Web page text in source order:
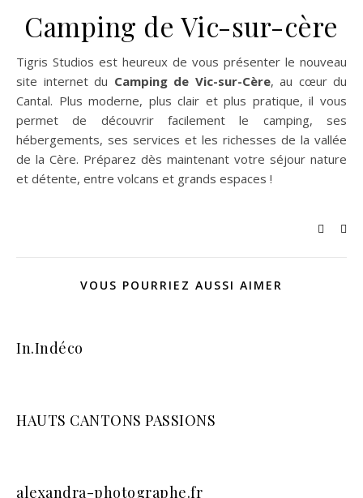
Camping de Vic-sur-cère
Tigris Studios est heureux de vous présenter le nouveau
site internet du Camping de Vic-sur-Cère, au cœur du
Cantal. Plus moderne, plus clair et plus pratique, il vous
permet de découvrir facilement le camping, ses
hébergements, ses services et les richesses de la vallée
de la Cère. Préparez dès maintenant votre séjour nature
et détente, entre volcans et grands espaces !
VOUS POURRIEZ AUSSI AIMER
In.Indéco
HAUTS CANTONS PASSIONS
alexandra-photographe.fr